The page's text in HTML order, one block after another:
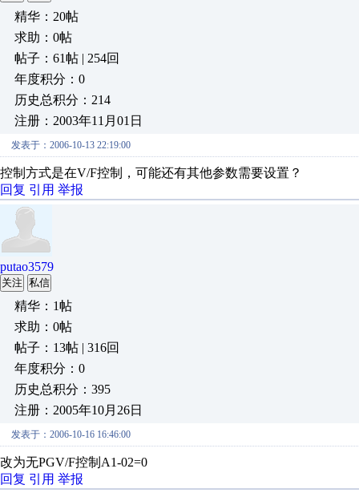
精华：20帖
求助：0帖
帖子：61帖 | 254回
年度积分：0
历史总积分：214
注册：2003年11月01日
发表于：2006-10-13 22:19:00
控制方式是在V/F控制，可能还有其他参数需要设置？
回复 引用 举报
putao3579
关注 私信
精华：1帖
求助：0帖
帖子：13帖 | 316回
年度积分：0
历史总积分：395
注册：2005年10月26日
发表于：2006-10-16 16:46:00
改为无PGV/F控制A1-02=0
回复 引用 举报